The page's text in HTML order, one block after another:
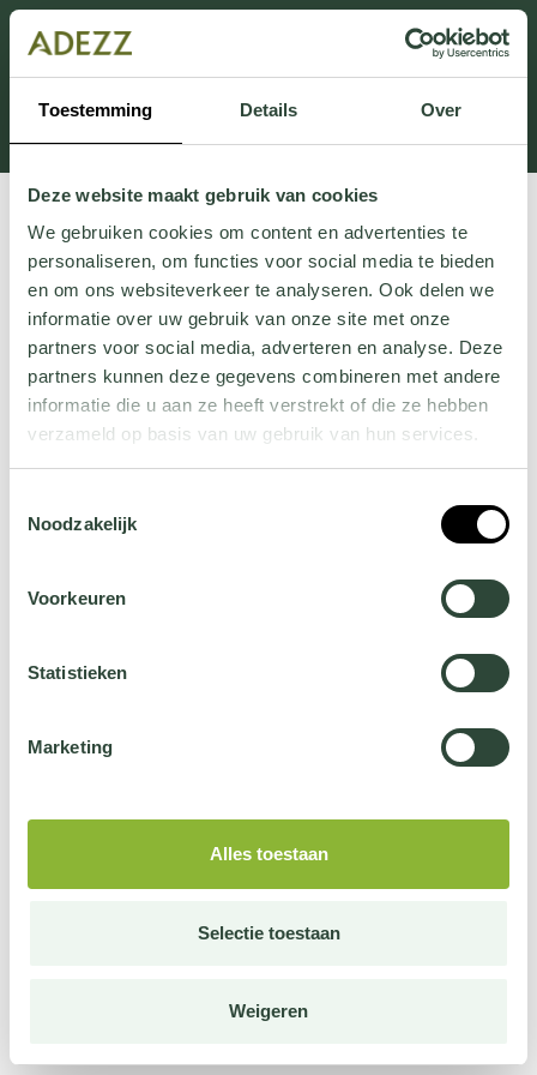
Toestemming Details Over
Deze website maakt gebruik van cookies
We gebruiken cookies om content en advertenties te
personaliseren, om functies voor social media te bieden
en om ons websiteverkeer te analyseren. Ook delen we
informatie over uw gebruik van onze site met onze
partners voor social media, adverteren en analyse. Deze
partners kunnen deze gegevens combineren met andere
informatie die u aan ze heeft verstrekt of die ze hebben
verzameld op basis van uw gebruik van hun services.
jehier.
Noodzakelijk
Voorkeuren
Statistieken
Marketing
Alles toestaan
Selectie toestaan
Weigeren
Cette section est actuellement en maintenance.
Si vous manquez des informations, vous pouvez nous
appeler au +31 413 395 295 ou nous envoyer un e-